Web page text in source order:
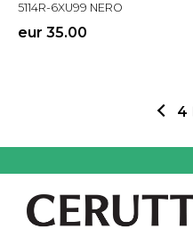
5114R-6XU99 NERO
eur 35.00
4